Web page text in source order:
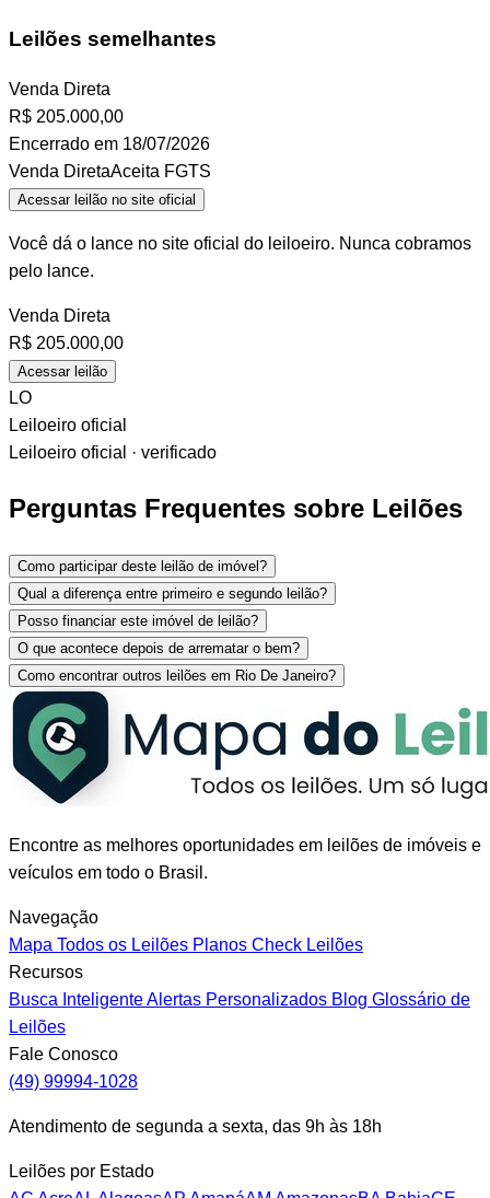
Leilões semelhantes
Venda Direta
R$ 205.000,00
Encerrado em 18/07/2026
Venda DiretaAceita FGTS
Acessar leilão no site oficial
Você dá o lance no site oficial do leiloeiro. Nunca cobramos
pelo lance.
Venda Direta
R$ 205.000,00
Acessar leilão
LO
Leiloeiro oficial
Leiloeiro oficial · verificado
Perguntas Frequentes sobre Leilões
Como participar deste leilão de imóvel?
Qual a diferença entre primeiro e segundo leilão?
Posso financiar este imóvel de leilão?
O que acontece depois de arrematar o bem?
Como encontrar outros leilões em Rio De Janeiro?
Encontre as melhores oportunidades em leilões de imóveis e
veículos em todo o Brasil.
Navegação
Mapa Todos os Leilões Planos Check Leilões
Recursos
Busca InteligenteAlertas Personalizados Blog Glossário de
Leilões
Fale Conosco
(49) 99994-1028
Atendimento de segunda a sexta, das 9h às 18h
Leilões por Estado